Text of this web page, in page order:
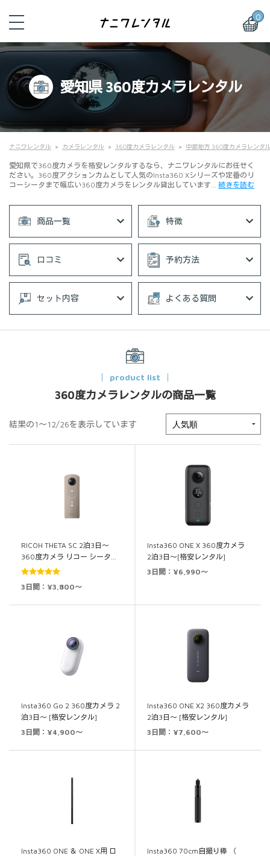
0
愛知県 360度カメラレンタル
ナニワレンタル カメラレンタル 360度カメラレンタル 中部地方 360度カメラレンタ
愛知県で360度カメラを格安レンタルするなら、ナニワレンタルにお任せく
ださい。360度アクションカムとして人気のInsta360 Xシリーズや定番のリ
コーシータまで幅広い360度カメラをレンタル貸出しています… 続きを読む
商品一覧 特徴
口コミ 予約方法
セット内容 よくある質問
product list
360度カメラレンタルの商品一覧
結果の1～12/26を表示しています
RICOH THETA SC 2泊3日～
360度カメラ リコー シータ…
5段階中
3日間：¥3,800～
Insta360 ONE X 360度カメラ
2泊3日～[格安レンタル]
3日間：¥6,990～
Insta360 Go 2 360度カメラ 2
泊3日～ [格安レンタル]
3日間：¥4,900～
Insta360 ONE X2 360度カメラ
2泊3日～ [格安レンタル]
3日間：¥7,600～
Insta360 ONE ＆ ONE X用 ロ
Insta360 70cm自撮り棒 （